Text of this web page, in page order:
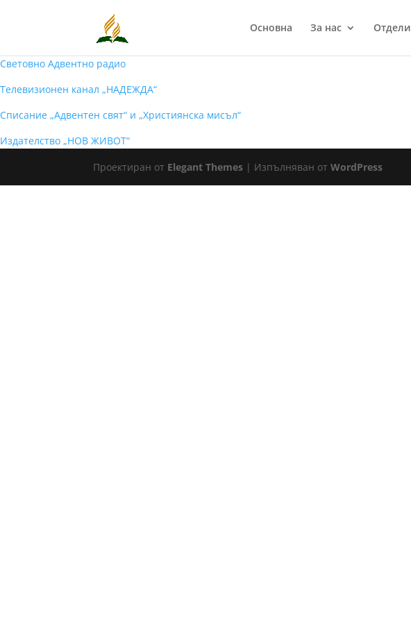
Основна За нас Отдели
Световно Адвентно радио
Телевизионен канал „НАДЕЖДА“
Списание „Адвентен свят“ и „Християнска мисъл“
Издателство „НОВ ЖИВОТ“
Проектиран от Elegant Themes | Изпълняван отWordPress